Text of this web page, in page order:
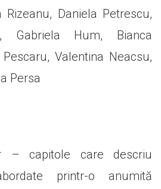
Rizeanu, Daniela Petrescu,
Gabriela Hum, Bianca
Valentina Neacsu,
Persa
– capitole care descriu
printr-o anumită